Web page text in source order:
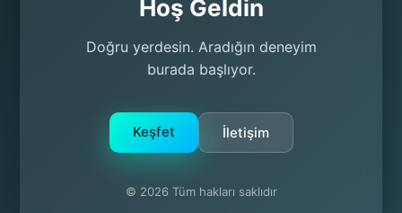
Hoş Geldin
Doğru yerdesin. Aradığın deneyim
burada başlıyor.
Keşfet İletişim
© 2026 Tüm hakları saklıdır